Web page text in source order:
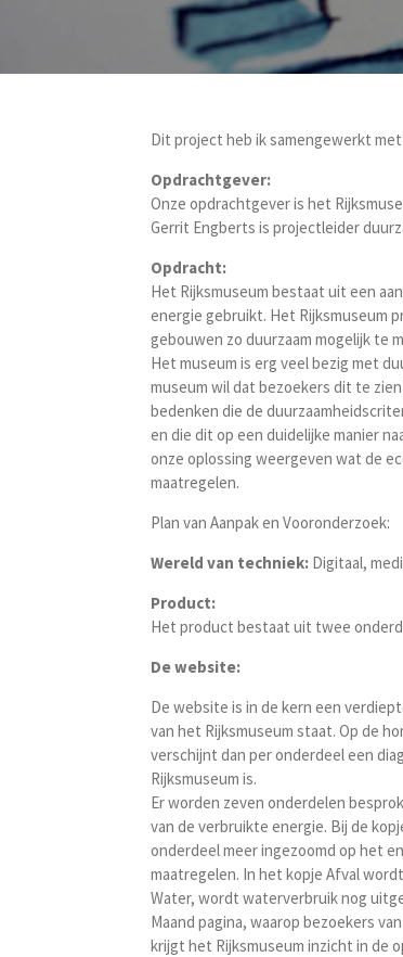
Dit project heb ik samengewerkt
Opdrachtgever:
Onze opdrachtgever is het
Gerrit Engberts is projectleider
Opdracht:
Het Rijksmuseum bestaat uit een
energie gebruikt. Het Rijksmuseum
gebouwen zo duurzaam mogelijk te
Het museum is erg veel bezig met
museum wil dat bezoekers dit te
bedenken die de
en die dit op een duidelijke manier
onze oplossing weergeven wat de
maatregelen.
Plan van Aanpak en Vooronderzoek:
Wereld van techniek: Digitaal,
Product:
Het product bestaat uit twee
De website:
De website is in de kern een
van het Rijksmuseum staat. Op de
verschijnt dan per onderdeel een
Rijksmuseum is.
Er worden zeven onderdelen
van de verbruikte energie. Bij de
onderdeel meer ingezoomd op het
maatregelen. In het kopje Afval
Water, wordt waterverbruik nog
Maand pagina, waarop bezoekers
krijgt het Rijksmuseum inzicht in de